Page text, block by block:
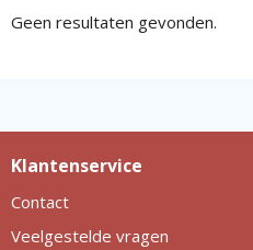
Geen resultaten gevonden.
Klantenservice
Contact
Veelgestelde vragen